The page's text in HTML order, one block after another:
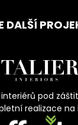
DALŠÍ
pod
realizace na